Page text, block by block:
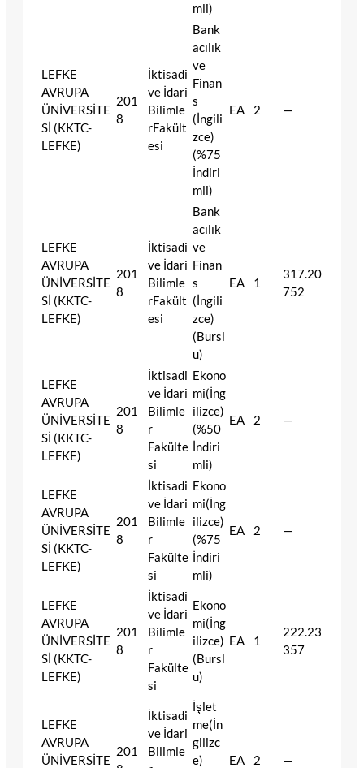
mli)
LEFKE
AVRUPA
ÜNİVERSİTE
Sİ (KKTC-
LEFKE)
201
8
İktisadi
ve İdari
Bilimle
rFakült
esi
Bank
acılık
ve
Finan
s
(İngili
zce)
(%75
İndiri
mli)
EA 2 —
LEFKE
AVRUPA
ÜNİVERSİTE
Sİ (KKTC-
LEFKE)
201
8
İktisadi
ve İdari
Bilimle
rFakült
esi
Bank
acılık
ve
Finan
s
(İngili
zce)
(Bursl
u)
EA 1
317.20
752
LEFKE
AVRUPA
ÜNİVERSİTE
Sİ (KKTC-
LEFKE)
201
8
İktisadi
ve İdari
Bilimle
r
Fakülte
si
Ekono
mi(İng
ilizce)
(%50
İndiri
mli)
EA 2 —
LEFKE
AVRUPA
ÜNİVERSİTE
Sİ (KKTC-
LEFKE)
201
8
İktisadi
ve İdari
Bilimle
r
Fakülte
si
Ekono
mi(İng
ilizce)
(%75
İndiri
mli)
EA 2 —
LEFKE
AVRUPA
ÜNİVERSİTE
Sİ (KKTC-
LEFKE)
201
8
İktisadi
ve İdari
Bilimle
r
Fakülte
si
Ekono
mi(İng
ilizce)
(Bursl
u)
EA 1
222.23
357
LEFKE
AVRUPA
ÜNİVERSİTE
201
İktisadi
ve İdari
Bilimle
İşlet
me(İn
gilizc
e)
EA 2 —